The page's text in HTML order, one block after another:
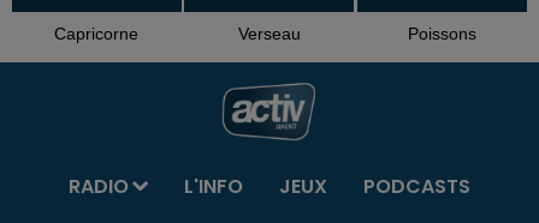
Capricorne Verseau Poissons
RADIO L'INFO JEUX
PODCASTS